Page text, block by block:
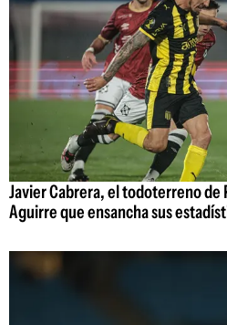
Javier Cabrera, el todoterreno de
Aguirre que ensancha sus